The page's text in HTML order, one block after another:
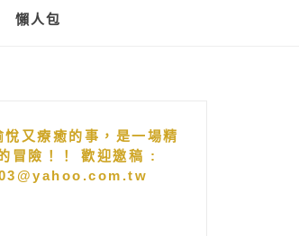
懶人包
悅又療癒的事，是一場精
冒險！！ 歡迎邀稿 :